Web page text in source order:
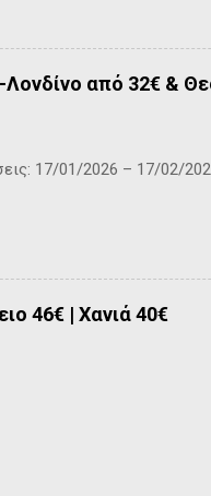
από 32€ &
17/01/2026 – 17/02/
46€ | Χανιά 40€